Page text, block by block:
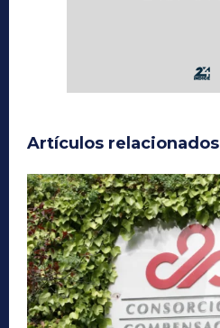
Artículos relacionados